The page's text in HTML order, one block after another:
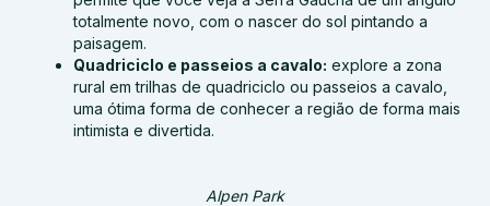
totalmente novo, com o nascer do sol pintando a
paisagem.
Quadriciclo e passeios a cavalo: explore a zona
rural em trilhas de quadriciclo ou passeios a cavalo,
uma ótima forma de conhecer a região de forma mais
intimista e divertida.
Alpen Park